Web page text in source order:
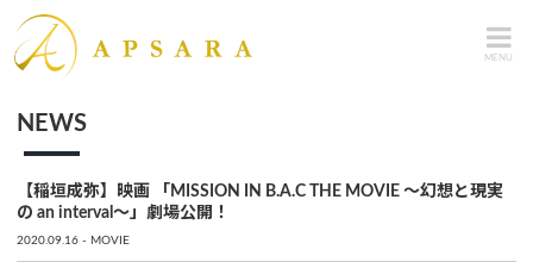
MENU
NEWS
【稲垣成弥】映画 「MISSION IN B.A.C THE MOVIE ～幻想と現実
の an interval～」劇場公開！
2020.09.16 MOVIE